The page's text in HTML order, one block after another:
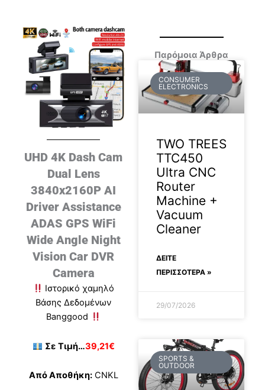
UHD 4K Dash Cam
Dual Lens
3840x2160P AI
Driver Assistance
ADAS GPS WiFi
Wide Angle Night
Vision Car DVR
Camera
Ιστορικό χαμηλό
Βάσης Δεδομένων
Banggood
Σε Τιμή…39,21€
Από Αποθήκη:CNKL
Παρόμοια Άρθρα
CONSUMER
ELECTRONICS
TWO TREES
TTC450
Ultra CNC
Router
Machine +
Vacuum
Cleaner
ΔΕΊΤΕ
ΠΕΡΙΣΣΟΤΕΡΑ »
29/07/2026
SPORTS &
OUTDOOR